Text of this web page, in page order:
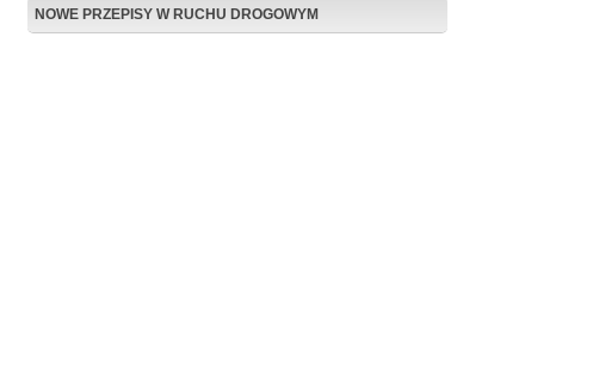
NOWE PRZEPISY W RUCHU DROGOWYM